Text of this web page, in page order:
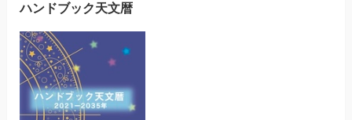
ハンドブック天文暦